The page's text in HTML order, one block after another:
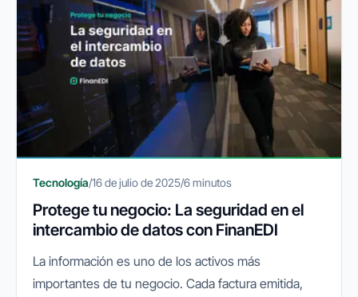
Tecnología/16 de julio de 2025/6 minutos
Protege tu negocio: La seguridad en el
intercambio de datos con FinanEDI
La información es uno de los activos más
importantes de tu negocio. Cada factura emitida,